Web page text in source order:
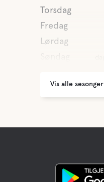
Torsdag
Fredag
Lørdag
Vis alle sesonger